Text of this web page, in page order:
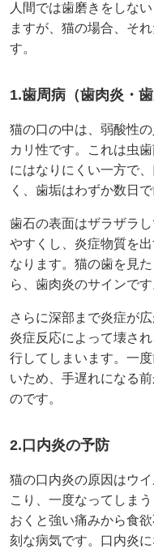
人間では歯磨きをしな
ますが、猫の場合、そ
す。
1.歯周病（歯肉炎・
猫の口の中は、弱酸性
カリ性です。これは虫
にはなりにくい一方で
く、歯垢はわずか数日
歯石の表面はザラザラ
やすくし、炎症物質を
なります。猫の歯を見
ら、歯肉炎のサインです
さらに深部まで炎症が
炎症反応によって壊さ
行してしまいます。一
いため、手遅れになる
のです。
2.口内炎の予防
猫の口内炎の原因はウ
こり、一度なってしま
おくと強い痛みから食
刻な病気です。口内炎